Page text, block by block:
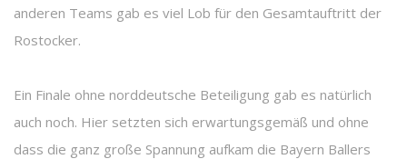
anderen Teams gab es viel Lob für den Gesamtauftritt der
Rostocker.
Ein Finale ohne norddeutsche Beteiligung gab es natürlich
auch noch. Hier setzten sich erwartungsgemäß und ohne
dass die ganz große Spannung aufkam die Bayern Ballers